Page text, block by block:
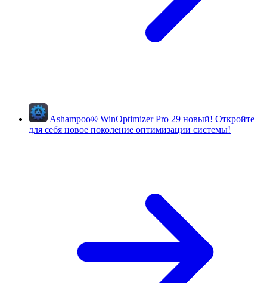
Ashampoo® WinOptimizer Pro 29 новый! Откройте
для себя новое поколение оптимизации системы!